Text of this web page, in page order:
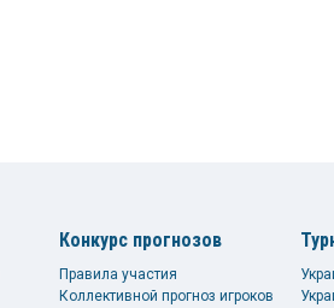
Конкурс прогнозов
Правила участия
Коллективной прогноз игроков